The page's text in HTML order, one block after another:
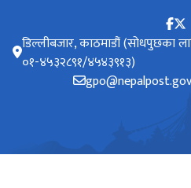
डिल्लीबजार, काठमाडौं (सोधपुछका
०१-४५३२८९१/४५४३९१३)